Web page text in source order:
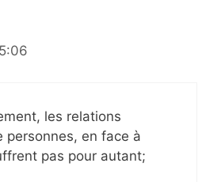
les relations
personnes, en face à
pas pour autant;